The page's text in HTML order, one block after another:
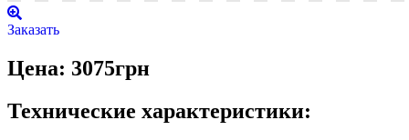
Заказать
Цена: 3075грн
Технические характеристики: